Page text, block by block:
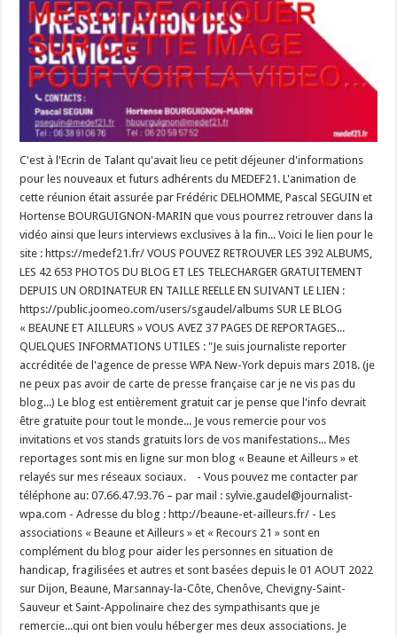
C'est à l'Ecrin de Talant qu'avait lieu ce petit déjeuner d'informations
pour les nouveaux et futurs adhérents du MEDEF21. L'animation de
cette réunion était assurée par Frédéric DELHOMME, Pascal SEGUIN et
Hortense BOURGUIGNON-MARIN que vous pourrez retrouver dans la
vidéo ainsi que leurs interviews exclusives à la fin... Voici le lien pour le
site : https://medef21.fr/ VOUS POUVEZ RETROUVER LES 392 ALBUMS,
LES 42 653 PHOTOS DU BLOG ET LES TELECHARGER GRATUITEMENT
DEPUIS UN ORDINATEUR EN TAILLE REELLE EN SUIVANT LE LIEN :
https://public.joomeo.com/users/sgaudel/albums SUR LE BLOG
« BEAUNE ET AILLEURS » VOUS AVEZ 37 PAGES DE REPORTAGES...
QUELQUES INFORMATIONS UTILES : "Je suis journaliste reporter
accréditée de l'agence de presse WPA New-York depuis mars 2018. (je
ne peux pas avoir de carte de presse française car je ne vis pas du
blog...) Le blog est entièrement gratuit car je pense que l'info devrait
être gratuite pour tout le monde... Je vous remercie pour vos
invitations et vos stands gratuits lors de vos manifestations... Mes
reportages sont mis en ligne sur mon blog « Beaune et Ailleurs » et
relayés sur mes réseaux sociaux. - Vous pouvez me contacter par
téléphone au: 07.66.47.93.76 – par mail : sylvie.gaudel@journalist-
wpa.com - Adresse du blog : http://beaune-et-ailleurs.fr/ - Les
associations « Beaune et Ailleurs » et « Recours 21 » sont en
complément du blog pour aider les personnes en situation de
handicap, fragilisées et autres et sont basées depuis le 01 AOUT 2022
sur Dijon, Beaune, Marsannay-la-Côte, Chenôve, Chevigny-Saint-
Sauveur et Saint-Appolinaire chez des sympathisants que je
remercie...qui ont bien voulu héberger mes deux associations. Je